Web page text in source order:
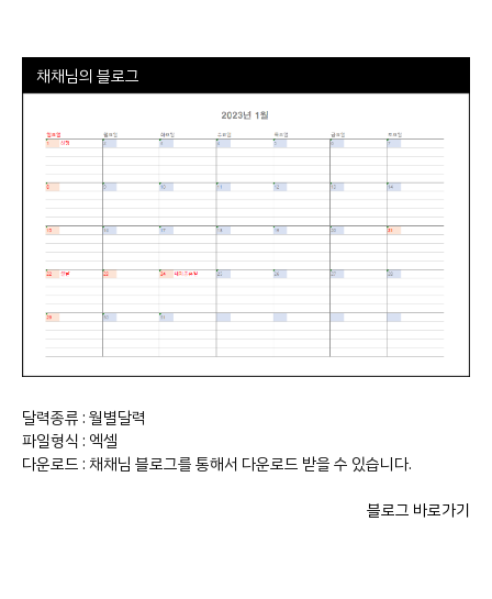
채채님의 블로그
달력종류 : 월별달력
파일형식 : 엑셀
다운로드 : 채채님 블로그를 통해서 다운로드 받을 수 있습니다.
블로그 바로가기